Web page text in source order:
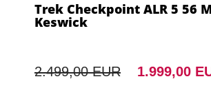
Trek Checkpoint ALR 5 56
Keswick
2.499,00 EUR 1.999,00